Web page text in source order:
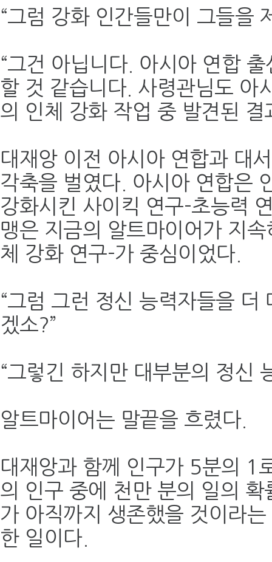
“그럼 강화 인간들만이 그들을
“그건 아닙니다. 아시아 연합
할 것 같습니다. 사령관님도 아
의 인체 강화 작업 중 발견된 결
대재앙 이전 아시아 연합과 대
각축을 벌였다. 아시아 연합은
강화시킨 사이킥 연구-초능력
맹은 지금의 알트마이어가 지
체 강화 연구-가 중심이었다.
“그럼 그런 정신 능력자들을 더
겠소?”
“그렇긴 하지만 대부분의 정신
알트마이어는 말끝을 흐렸다.
대재앙과 함께 인구가 5분의 1
의 인구 중에 천만 분의 일의
가 아직까지 생존했을 것이라
한 일이다.